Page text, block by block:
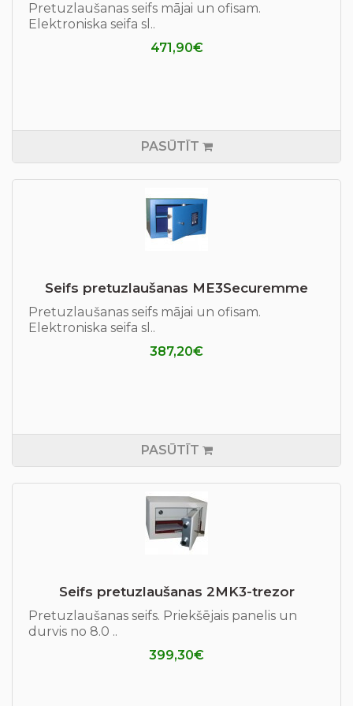
Pretuzlaušanas seifs mājai un ofisam.
Elektroniska seifa sl..
471,90€
PASŪTĪT
Seifs pretuzlaušanas МЕ3Securemme
Pretuzlaušanas seifs mājai un ofisam.
Elektroniska seifa sl..
387,20€
PASŪTĪT
Seifs pretuzlaušanas 2МK3-trezor
Pretuzlaušanas seifs. Priekšējais panelis un
durvis no 8.0 ..
399,30€